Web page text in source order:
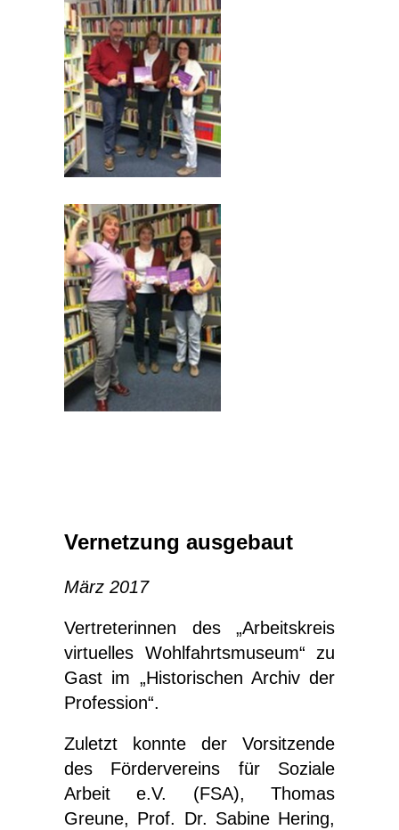
Vernetzung ausgebaut
März 2017
Vertreterinnen des „Arbeitskreis
virtuelles Wohlfahrtsmuseum“ zu
Gast im „Historischen Archiv der
Profession“.
Zuletzt konnte der Vorsitzende
des Fördervereins für Soziale
Arbeit e.V. (FSA), Thomas
Greune, Prof. Dr. Sabine Hering,